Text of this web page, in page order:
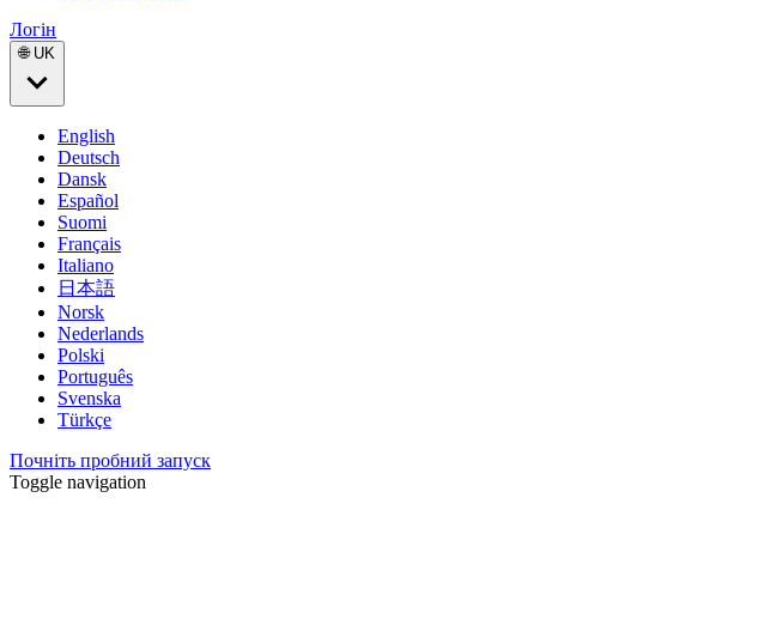
Логін
🌐 UK
English
Deutsch
Dansk
Español
Suomi
Français
Italiano
日本語
Norsk
Nederlands
Polski
Português
Svenska
Türkçe
Почніть пробний запуск
Toggle navigation